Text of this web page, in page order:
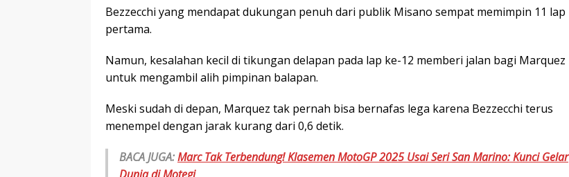
Bezzecchi yang mendapat dukungan penuh dari publik Misano sempat memimpin 11 lap
pertama.
Namun, kesalahan kecil di tikungan delapan pada lap ke-12 memberi jalan bagi Marquez
untuk mengambil alih pimpinan balapan.
Meski sudah di depan, Marquez tak pernah bisa bernafas lega karena Bezzecchi terus
menempel dengan jarak kurang dari 0,6 detik.
BACA JUGA:Marc Tak Terbendung! Klasemen MotoGP 2025 Usai Seri San Marino: Kunci Gelar